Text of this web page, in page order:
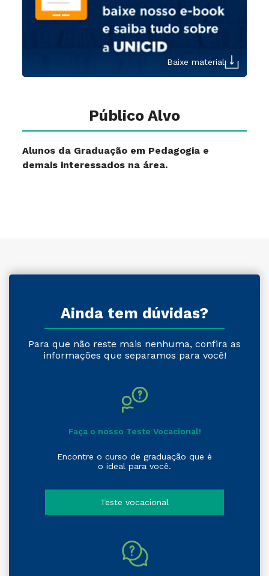
Baixe material
Público Alvo
Alunos da Graduação em Pedagogia e
demais interessados na área.
Ainda tem dúvidas?
Para que não reste mais nenhuma, confira as
informações que separamos para você!
Faça o nosso Teste Vocacional!
Encontre o curso de graduação que é
o ideal para você.
Teste vocacional